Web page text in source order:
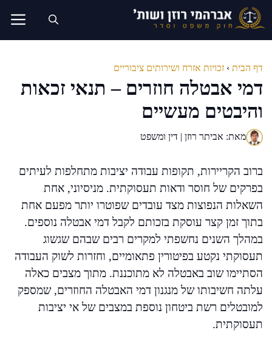
לדלג
לתוכן
דף הבית › זכויות אזרח ושירותים ציבוריים
דמי אבטלה חוזרים – תנאי זכאות
והיבטים מעשיים
מאת: אביתר רוזן | דין ומשפט
ברוב הקריירות, תקופות עבודה יציבות מתחלפות לעיתים
בפרקים של חוסר ודאות תעסוקתית. מניסיוני, אחת
השאלות הנפוצות מצד עובדים שפוטרו יותר מפעם אחת
בתוך זמן קצר עוסקת בזכותם לקבל דמי אבטלה נוספים.
במהלך השנים נחשפתי למקרים רבים שבהם שגשוג
תעסוקתי נקטע בפיטורין פתאומיים, וחזרות לשוק העבודה
הסתיימו שוב באבטלה לא מתוכננת. מתוך מצבים כאלה
עלתה חשיבותו של מנגנון דמי האבטלה החוזרים, שמספק
למובטלים רשת ביטחון נוספת במצבים של אי יציבות
תעסוקתית.